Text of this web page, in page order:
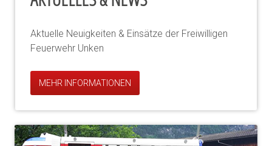
Aktuelle Neuigkeiten & Einsätze der Freiwilligen
Feuerwehr Unken
MEHR INFORMATIONEN